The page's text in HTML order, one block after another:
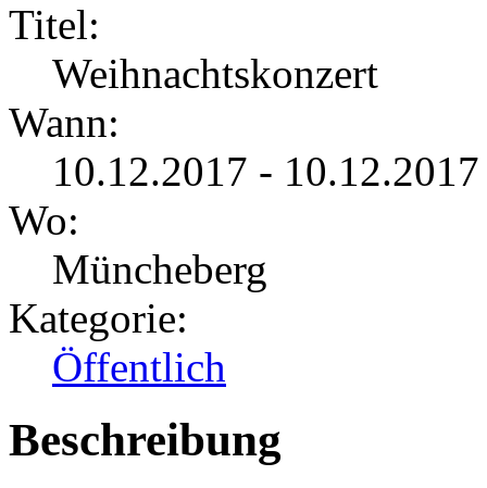
Titel:
Weihnachtskonzert
Wann:
10.12.2017 -
Wo:
Müncheberg
Kategorie:
Öffentlich
Beschreibung